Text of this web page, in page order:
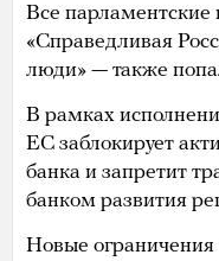
Все
«Справедливая
люди» — также
В рамках
ЕС заблокирует
банка и запретит
банком развития
Новые